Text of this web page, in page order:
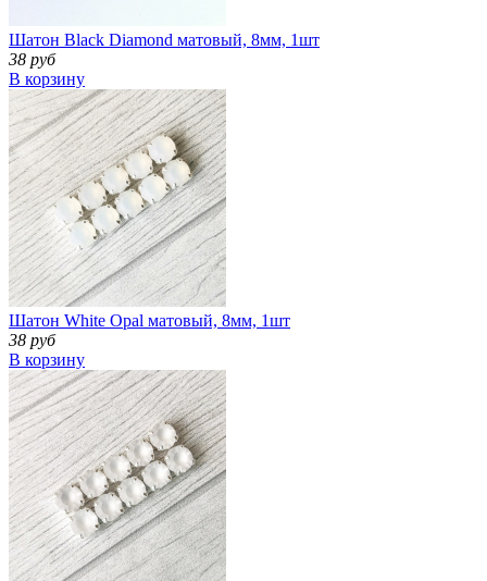
Шатон Black Diamond матовый, 8мм, 1шт
38 руб
В корзину
Шатон White Opal матовый, 8мм, 1шт
38 руб
В корзину